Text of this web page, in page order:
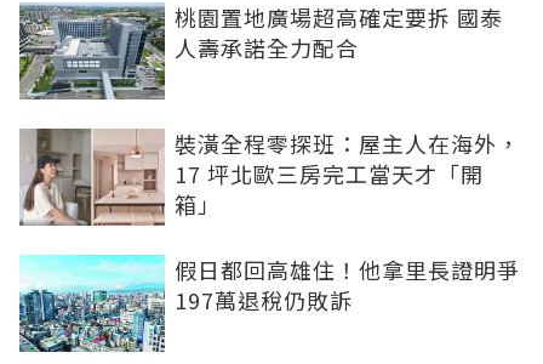
桃園置地廣場超高確定要拆 國泰
人壽承諾全力配合
裝潢全程零探班：屋主人在海外，
17 坪北歐三房完工當天才「開
箱」
假日都回高雄住！他拿里長證明爭
197萬退稅仍敗訴